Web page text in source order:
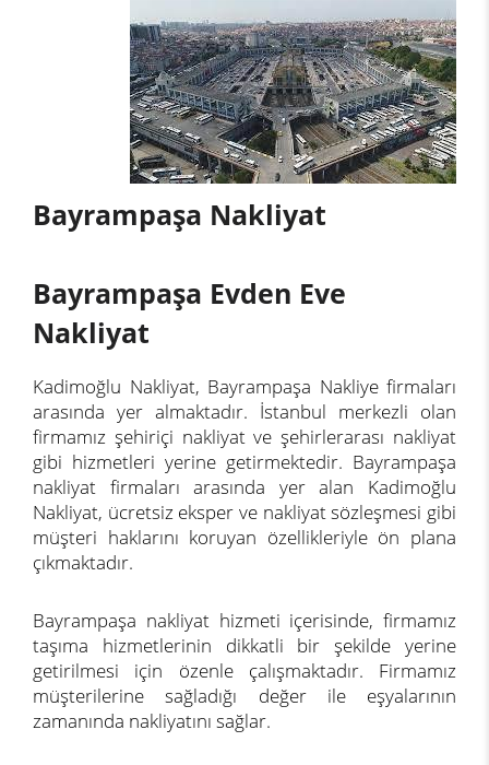
Bayrampaşa Nakliyat
Bayrampaşa Evden Eve
Nakliyat
Kadimoğlu Nakliyat, Bayrampaşa Nakliye firmaları
arasında yer almaktadır. İstanbul merkezli olan
firmamız şehiriçi nakliyat ve şehirlerarası nakliyat
gibi hizmetleri yerine getirmektedir. Bayrampaşa
nakliyat firmaları arasında yer alan Kadimoğlu
Nakliyat, ücretsiz eksper ve nakliyat sözleşmesi gibi
müşteri haklarını koruyan özellikleriyle ön plana
çıkmaktadır.
Bayrampaşa nakliyat hizmeti içerisinde, firmamız
taşıma hizmetlerinin dikkatli bir şekilde yerine
getirilmesi için özenle çalışmaktadır. Firmamız
müşterilerine sağladığı değer ile eşyalarının
zamanında nakliyatını sağlar.